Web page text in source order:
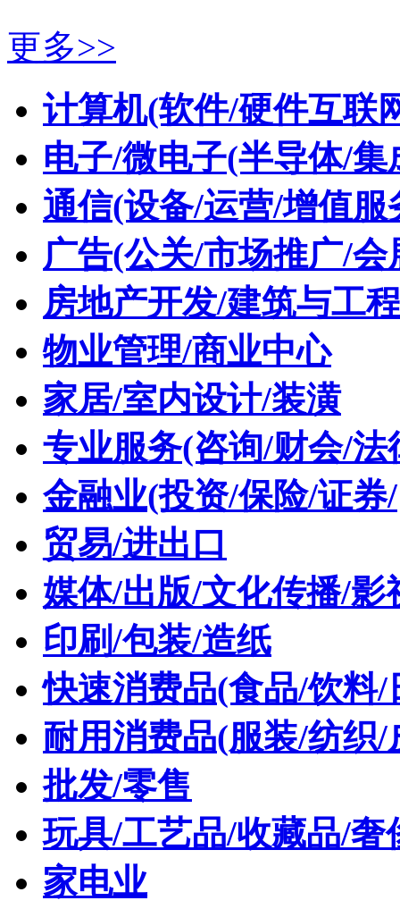
更多>>
计算机(软件/硬件互联
电子/微电子(半导体/集
通信(设备/运营/增值服
广告(公关/市场推广/会
房地产开发/建筑与工程
物业管理/商业中心
家居/室内设计/装潢
专业服务(咨询/财会/法
金融业(投资/保险/证券/
贸易/进出口
媒体/出版/文化传播/影
印刷/包装/造纸
快速消费品(食品/饮料/
耐用消费品(服装/纺织/
批发/零售
玩具/工艺品/收藏品/奢
家电业